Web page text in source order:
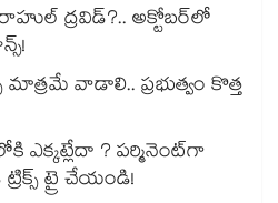
ద్రవిడ్?.. అక్టోబర్‌లో
వాడాలి.. ప్రభుత్వం కొత్త
ఎక్కట్లేదా ? పర్మినెంట్‌గా
ట్రై చేయండి!